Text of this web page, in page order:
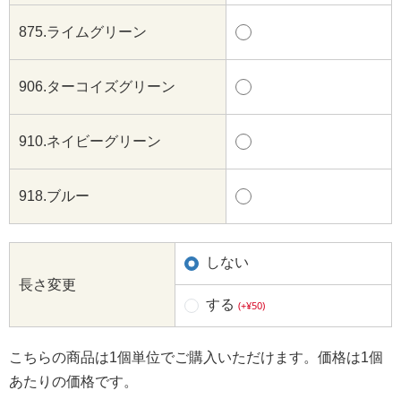
875.ライムグリーン
906.ターコイズグリーン
910.ネイビーグリーン
918.ブルー
長さ変更
しない
する (+¥50)
こちらの商品は1個単位でご購入いただけます。価格は1個
あたりの価格です。